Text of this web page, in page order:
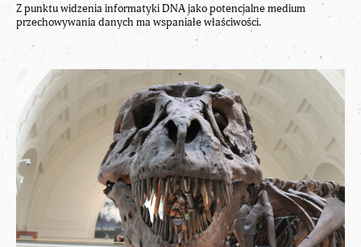
Z punktu widzenia informatyki DNA jako potencjalne medium
przechowywania danych ma wspaniałe właściwości.